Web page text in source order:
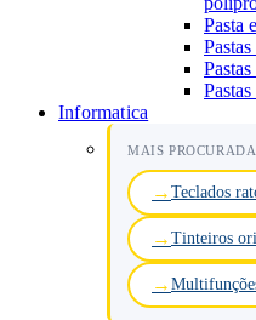
Pasta
Informatica
MAIS
Teclados
Tinteiros